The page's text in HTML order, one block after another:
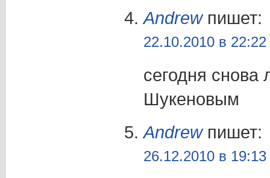
Andrewпишет:
22.10.2010 в 22:22
сегодня снова
Шукеновым
Andrewпишет:
26.12.2010 в 19:13